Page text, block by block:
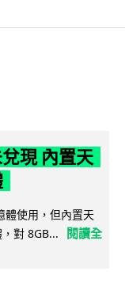
現 內置天
使用，但內置天
對 8GB...
閱讀全